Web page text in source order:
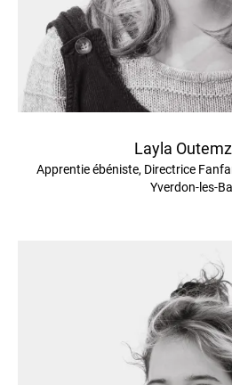
Layla
Apprentie ébéniste, Directrice
Yverdon-les-